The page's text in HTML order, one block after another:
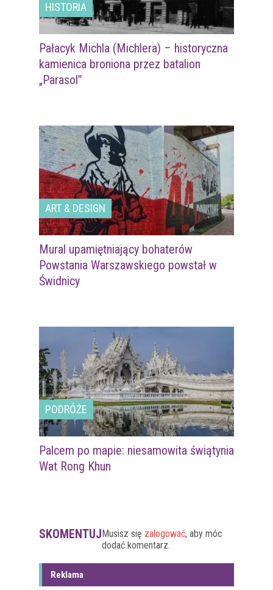
HISTORIA
Pałacyk Michla (Michlera) – historyczna
kamienica broniona przez batalion
„Parasol”
ART & DESIGN
Mural upamiętniający bohaterów
Powstania Warszawskiego powstał w
Świdnicy
PODRÓŻE
Palcem po mapie: niesamowita świątynia
Wat Rong Khun
SKOMENTUJMusisz się zalogować, aby móc
dodać komentarz.
Reklama